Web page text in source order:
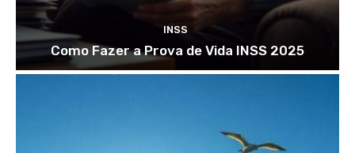
INSS
Como Fazer a Prova de Vida INSS 2025